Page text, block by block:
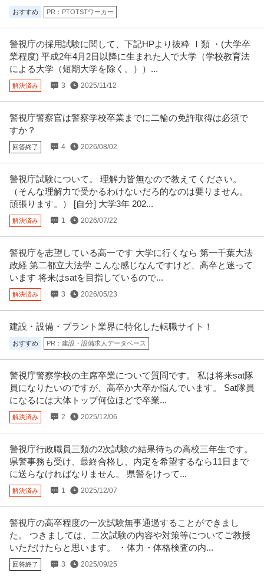
おすすめ PR：PTOTSTワーカー
警視庁の採用試験に関して、下記HPより抜粋 Ⅰ類 ・(大学卒
業程度) 平成2年4月2日以降に生まれた人で大学（学校教育法
による大学（短期大学を除く。））...
解決済み 3 2025/11/12
警視庁警察官は警察学校卒業までに二輪の免許取得は必須で
すか？
回答終了 4 2026/08/02
警視庁試験について。 理解力皆無なので教えてください。
（そんな理解力で受かるわけないだろ的なのは要りません。
頑張ります。） [自分] 大学3年 202...
解決済み 1 2026/07/22
警視庁を志望している高一です 大学に行くなら 第一千葉大法
政経 第二都立大法学 こんな感じなんですけど、高卒と迷って
います 将来はsatを目指しているので...
解決済み 3 2026/05/23
建設・設備・プラント業界に特化した転職サイト！
おすすめ PR：建設・設備求人データベース
警視庁警察学校の主席卒業について質問です。 私は将来sat隊
員になりたいのですが、高卒か大卒か悩んでいます。 Sat隊員
になるには大体トップ何位ほどで卒業...
解決済み 2 2025/12/06
警視庁行政職員三類の2次試験の結果待ちの高校三年生です。
県警事務も受け、最終合格し、内定を希望するなら11日まで
に送らなければなりません。 県警をけって...
解決済み 1 2025/12/07
警視庁の高卒程度の一次試験無事通過することができまし
た。 つきましては、二次試験の内容や対策等についてご教授
いただけたらと思います。 ・体力・体格検査の内...
回答終了 3 2025/09/25